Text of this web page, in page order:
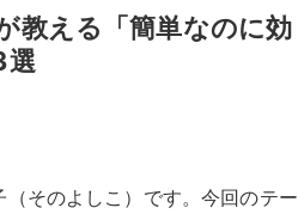
教える「簡単なのに効
選
そのよしこ）です。今回のテー